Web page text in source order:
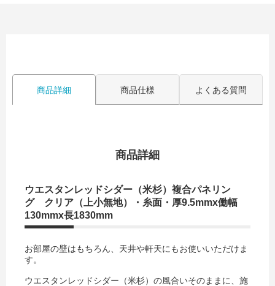
商品詳細 商品仕様 よくある質問
商品詳細
ウエスタンレッドシダー（米杉）複合パネリン
グ クリア（上小無地）・糸面・厚9.5mmx働幅
130mmx長1830mm
お部屋の壁はもちろん、天井や軒天にもお使いいただけま
す。
ウエスタンレッドシダー（米杉）の風合いそのままに、施